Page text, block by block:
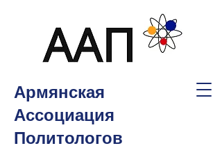
Армянская
Ассоциация
Политологов